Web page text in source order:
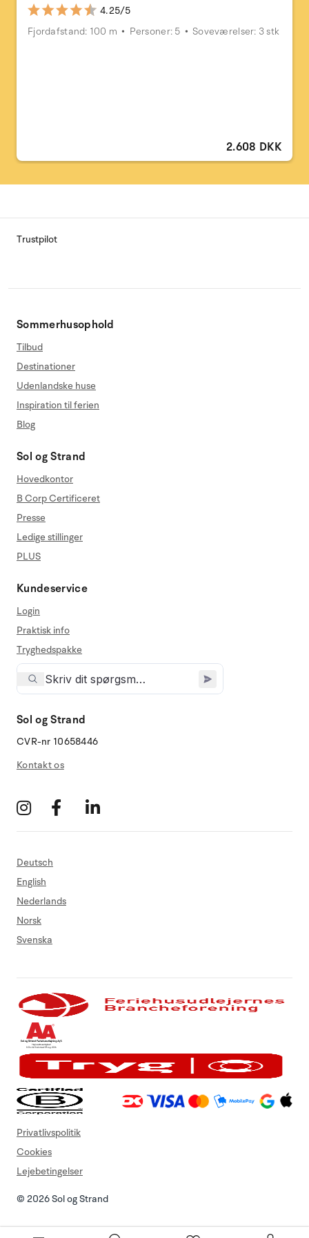
4.25/5
Fjordafstand: 100 m
Personer: 5 Soveværelser: 3 stk
2.608 DKK
Trustpilot
Sommerhusophold
Tilbud
Destinationer
Udenlandske huse
Inspiration til ferien
Blog
Sol og Strand
Hovedkontor
B Corp Certificeret
Presse
Ledige stillinger
PLUS
Kundeservice
Login
Praktisk info
Tryghedspakke
Sol og Strand
CVR-nr 10658446
Kontakt os
Deutsch
English
Nederlands
Norsk
Svenska
© 2026 Sol og Strand
Privatlivspolitik
Cookies
Lejebetingelser